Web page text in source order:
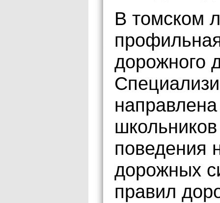
В томском
дорожного
поведения
дорожных
правил